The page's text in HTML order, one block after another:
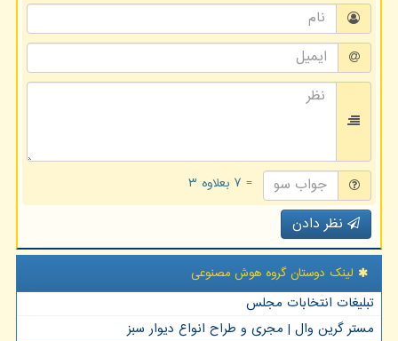
= ۷ بعلاوه ۳
نظر دادن
لینک دوستان گروه هوش مصنوعی
تبلیغات انتخابات مجلس
مستر گرین وال | مجری و طراح انواع دیوار سبز